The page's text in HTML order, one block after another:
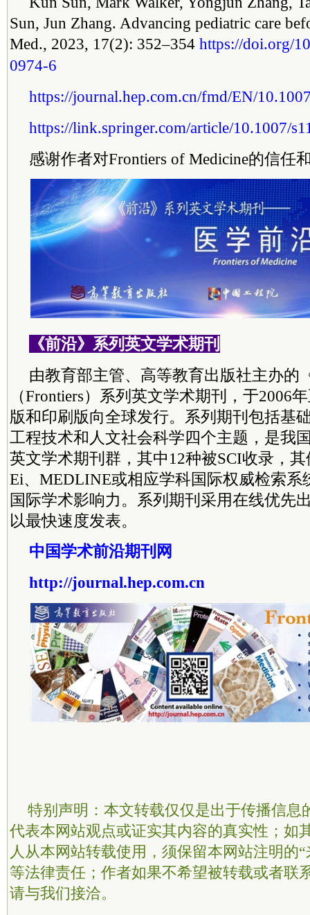
Sun, Jun Zhang. Advancing pediatric care
Med., 2023, 17(2): 352–354 https://doi.org/
0974-6
https://journal.hep.com.cn/fmd/EN/
https://link.springer.com/article/10.1007/
感谢作者对Frontiers of Medicine的信任
《前沿》系列英文学术期刊
由教育部主管、高等教育出版社主办的
（Frontiers）系列英文学术期刊，于2006
版和印刷版向全球发行。系列期刊包括基
工程技术和人文社会科学四个主题，是我
英文学术期刊群，其中12种被SCI收录，
Ei、MEDLINE或相应学科国际权威检索系
国际学术影响力。系列期刊采用在线优先
以最快速度发表。
中国学术前沿期刊网
http://journal.hep.com.cn
特别声明：本文转载仅仅是出于传播信息
代表本网站观点或证实其内容的真实性；如
人从本网站转载使用，须保留本网站注明的
等法律责任；作者如果不希望被转载或者联
请与我们接洽。